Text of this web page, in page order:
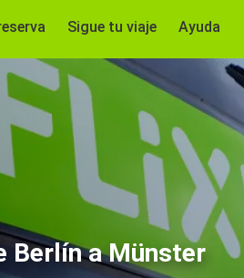
Sigue tu viaje Ayuda
Berlín a Münster